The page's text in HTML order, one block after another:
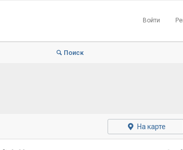
Войти
Поиск
На карте